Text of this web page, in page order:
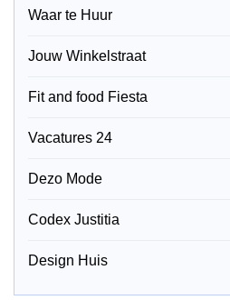
Waar te Huur
Jouw Winkelstraat
Fit and food Fiesta
Vacatures 24
Dezo Mode
Codex Justitia
Design Huis